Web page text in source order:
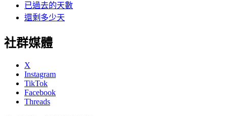
已過去的天數
還剩多少天
社群媒體
X
Instagram
TikTok
Facebook
Threads